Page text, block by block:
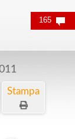
Stampa
165